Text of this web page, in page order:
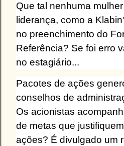
Que tal nenhuma
liderança, como a
no preenchimento do
Referência? Se foi erro
no estagiário...
Pacotes de ações
conselhos de
Os acionistas
de metas que
ações? É divulgado um